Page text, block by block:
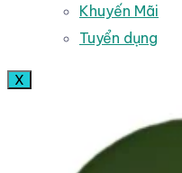
Khuyến Mãi
Tuyển dụng
X